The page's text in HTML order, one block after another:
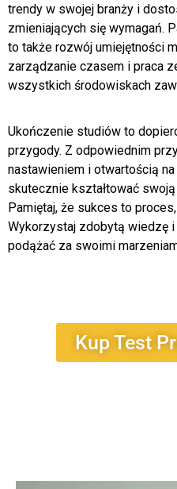
trendy w swojej branży i
zmieniających się wymagań.
to także rozwój umiejętności
zarządzanie czasem i praca
wszystkich środowiskach
Ukończenie studiów to
przygody. Z odpowiednim
nastawieniem i otwartością
skutecznie kształtować
Pamiętaj, że sukces to
Wykorzystaj zdobytą wiedzę
podążać za swoimi
Kup Test